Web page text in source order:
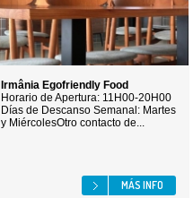
Irmânia Egofriendly Food
Horario de Apertura: 11H00-20H00
Días de Descanso Semanal: Martes
y MiércolesOtro contacto de...
MÁS INFO